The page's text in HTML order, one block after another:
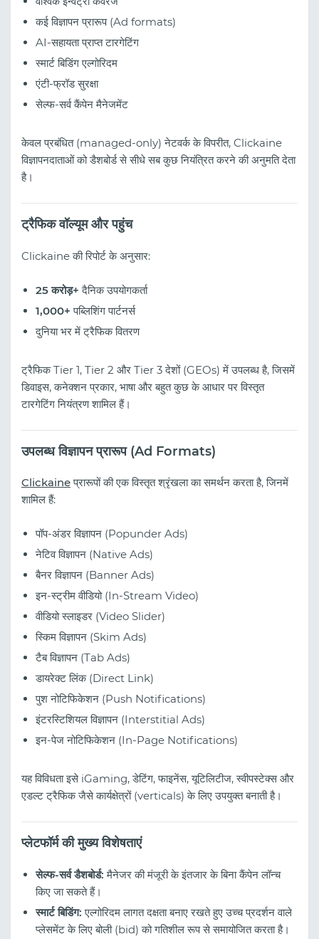
कई विज्ञापन प्रारूप (Ad formats)
AI-सहायता प्राप्त टारगेटिंग
स्मार्ट बिडिंग एल्गोरिदम
एंटी-फ्रॉड सुरक्षा
सेल्फ-सर्व कैंपेन मैनेजमेंट
केवल प्रबंधित (managed-only) नेटवर्क के विपरीत, Clickaine
विज्ञापनदाताओं को डैशबोर्ड से सीधे सब कुछ नियंत्रित करने की अनुमति देता
है।
ट्रैफिक वॉल्यूम और पहुंच
Clickaine की रिपोर्ट के अनुसार:
25 करोड़+ दैनिक उपयोगकर्ता
1,000+ पब्लिशिंग पार्टनर्स
दुनिया भर में ट्रैफिक वितरण
ट्रैफिक Tier 1, Tier 2 और Tier 3 देशों (GEOs) में उपलब्ध है, जिसमें
डिवाइस, कनेक्शन प्रकार, भाषा और बहुत कुछ के आधार पर विस्तृत
टारगेटिंग नियंत्रण शामिल हैं।
उपलब्ध विज्ञापन प्रारूप (Ad Formats)
Clickaineप्रारूपों की एक विस्तृत श्रृंखला का समर्थन करता है, जिनमें
शामिल हैं:
पॉप-अंडर विज्ञापन (Popunder Ads)
नेटिव विज्ञापन (Native Ads)
बैनर विज्ञापन (Banner Ads)
इन-स्ट्रीम वीडियो (In-Stream Video)
वीडियो स्लाइडर (Video Slider)
स्किम विज्ञापन (Skim Ads)
टैब विज्ञापन (Tab Ads)
डायरेक्ट लिंक (Direct Link)
पुश नोटिफिकेशन (Push Notifications)
इंटरस्टिशियल विज्ञापन (Interstitial Ads)
इन-पेज नोटिफिकेशन (In-Page Notifications)
यह विविधता इसे iGaming, डेटिंग, फाइनेंस, यूटिलिटीज, स्वीपस्टेक्स और
एडल्ट ट्रैफिक जैसे कार्यक्षेत्रों (verticals) के लिए उपयुक्त बनाती है।
प्लेटफॉर्म की मुख्य विशेषताएं
सेल्फ-सर्व डैशबोर्ड: मैनेजर की मंजूरी के इंतजार के बिना कैंपेन लॉन्च
किए जा सकते हैं।
स्मार्ट बिडिंग: एल्गोरिदम लागत दक्षता बनाए रखते हुए उच्च प्रदर्शन वाले
प्लेसमेंट के लिए बोली (bid) को गतिशील रूप से समायोजित करता है।